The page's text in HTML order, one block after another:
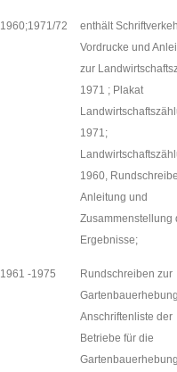
1960;1971/72
enthält
Vordrucke und
zur
1971 ; Plakat
1971;
1960,
Anleitung und
Zusammenstellung
Ergebnisse;
1961 -1975
Rundschreiben zur
Anschriftenliste der
Betriebe für die